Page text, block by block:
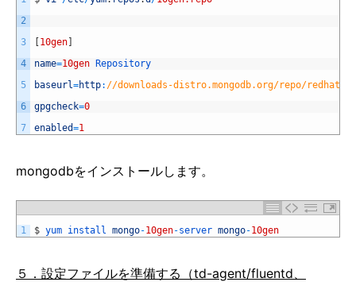
2
3
4
5
6
7
[10gen]
name=10gen Repository
baseurl=http: //downloads-distro.mongodb.org/repo/redhat/
gpgcheck=0
enabled=1
mongodbをインストールします。
1 $ yum install mongo-10gen-server mongo-10gen
５．設定ファイルを準備する（td-agent/fluentd、